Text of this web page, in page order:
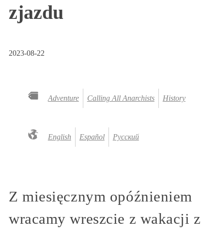
zjazdu
2023-08-22
Adventure Calling All Anarchists History
English Español Русский
Z miesięcznym opóźnieniem
wracamy wreszcie z wakacji z